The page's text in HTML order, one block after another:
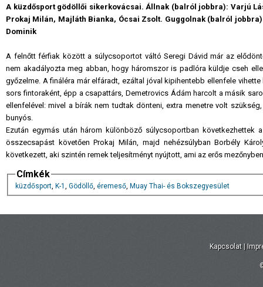
A küzdősport gödöllői sikerkovácsai. Állnak (balról jobbra): Varjú
Prokaj Milán, Majláth Bianka, Ócsai Zsolt. Guggolnak (balról
Dominik
A felnőtt férfiak között a súlycsoportot váltó Seregi Dávid már az
nem akadályozta meg abban, hogy háromszor is padlóra küldje cseh
győzelme. A fináléra már elfáradt, ezáltal jóval kipihentebb ellenfele
sors fintoraként, épp a csapattárs, Demetrovics Ádám harcolt a másik
ellenfelével: mivel a bírák nem tudtak dönteni, extra menetre volt
bunyós.
Ezután egymás után három különböző súlycsoportban
összecsapást követően Prokaj Milán, majd nehézsúlyban Borbély
következett, aki szintén remek teljesítményt nyújtott, ami az erős
Címkék
küzdősport, K-1 , Gödöllő, éremeső, Muay Thai- és Bokszegyesület
Kapcsolat |